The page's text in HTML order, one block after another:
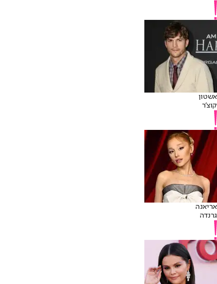
אשטון
קוצ'ר
אריאנה
גרנדה